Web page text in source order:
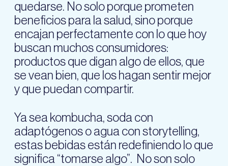
quedarse. No solo porque prometen
beneficios para la salud, sino porque
encajan perfectamente con lo que hoy
buscan muchos consumidores:
productos que digan algo de ellos, que
se vean bien, que los hagan sentir mejor
y que puedan compartir.
Ya sea kombucha, soda con
adaptógenos o agua con storytelling,
estas bebidas están redefiniendo lo que
significa “tomarse algo”. No son solo